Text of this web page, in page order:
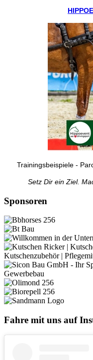
Trainingsbeispiele -
Setz Dir ein Ziel.
Sponsoren
Fahre mit uns auf